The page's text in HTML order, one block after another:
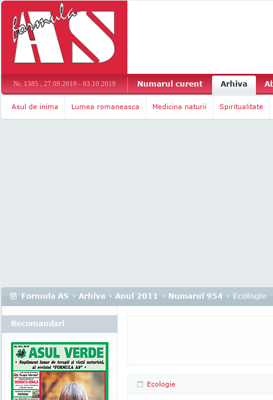
Nr. 1385 , 27.09.2019 - 03.10.2019 Numarul curent Arhiva
Asul de inima Lumea romaneasca Medicina naturii Spiritualitate
Formula AS › Arhiva › Anul 2011 › Numarul 954 › Ecologie
Ecologie
Recomandari